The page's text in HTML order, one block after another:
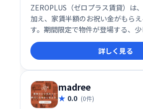
ZEROPLUS（ゼロプラス賃貸）は
加え、家賃半額のお祝い金がもら
す。期間限定で物件が登場する、
ス形態が特徴です。お得に、そし
いを探したい方におすすめです。
詳しく見る
madree
0.0 (0件)